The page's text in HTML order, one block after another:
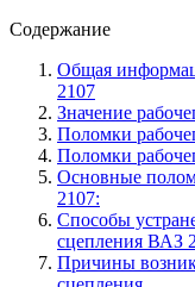
Содержание
Общая
2107
Значение
Поломки
Поломки
Основные
2107:
Способы
сцепления ВАЗ
Причины